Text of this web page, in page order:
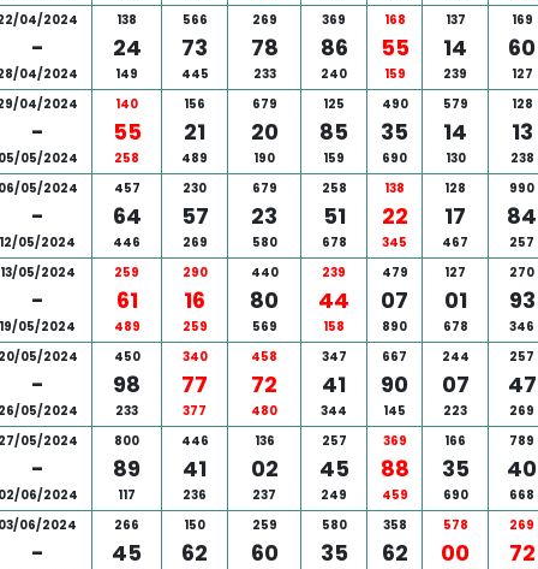
04/2024
-
04/2024
138
24
149
566
73
445
269
78
233
369
86
240
168
55
159
137
14
239
169
60
127
04/2024
-
05/2024
140
55
258
156
21
489
679
20
190
125
85
159
490
35
690
579
14
130
128
13
238
05/2024
-
12/05/2024
457
64
446
230
57
269
679
23
580
258
51
678
138
22
345
128
17
467
990
84
257
13/05/2024
-
19/05/2024
259
61
489
290
16
259
440
80
569
239
44
158
479
07
890
127
01
678
270
93
346
05/2024
-
05/2024
450
98
233
340
77
377
458
72
480
347
41
344
667
90
145
244
07
223
257
47
269
05/2024
-
06/2024
800
89
117
446
41
236
136
02
237
257
45
249
369
88
459
166
35
690
789
40
668
06/2024
-
266
45
150
62
259
60
580
35
358
62
578
00
269
72